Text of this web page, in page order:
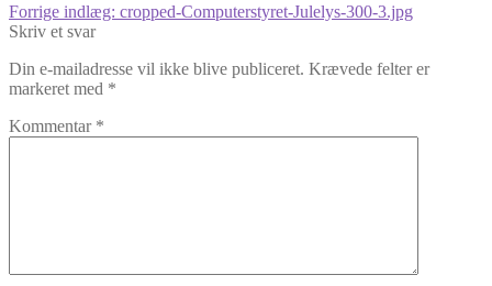
Forrige indlæg: cropped-Computerstyret-Julelys-300-3.jpg
Skriv et svar
Din e-mailadresse vil ikke blive publiceret. Krævede felter er
markeret med *
Kommentar *